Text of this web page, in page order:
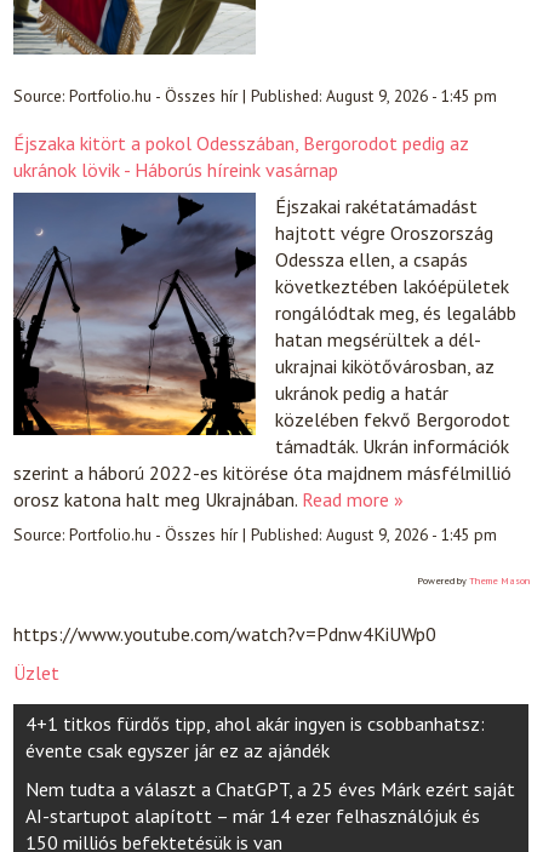
Source:Portfolio.hu - Összes hír|Published:August 9, 2026 - 1:45 pm
Éjszaka kitört a pokol Odesszában, Bergorodot pedig az
ukránok lövik - Háborús híreink vasárnap
Éjszakai rakétatámadást
hajtott végre Oroszország
Odessza ellen, a csapás
következtében lakóépületek
rongálódtak meg, és legalább
hatan megsérültek a dél-
ukrajnai kikötővárosban, az
ukránok pedig a határ
közelében fekvő Bergorodot
támadták. Ukrán információk
szerint a háború 2022-es kitörése óta majdnem másfélmillió
orosz katona halt meg Ukrajnában. Read more »
Source:Portfolio.hu - Összes hír|Published:August 9, 2026 - 1:45 pm
Powered by Theme Mason
https://www.youtube.com/watch?v=Pdnw4KiUWp0
Üzlet
Post
navigation
4+1 titkos fürdős tipp, ahol akár ingyen is csobbanhatsz:
évente csak egyszer jár ez az ajándék
Nem tudta a választ a ChatGPT, a 25 éves Márk ezért saját
AI-startupot alapított – már 14 ezer felhasználójuk és
150 milliós befektetésük is van